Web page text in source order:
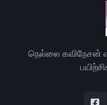
நெல்லை கவிநேசன்